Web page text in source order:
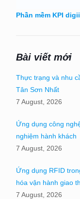
Phần mềm KPI
Bài viết mới
Thực trạng và nhu
Tân Sơn Nhất
7 August, 2026
Ứng dụng công
nghiệm hành khách
7 August, 2026
Ứng dụng RFID
hóa vận hành giao
7 August, 2026